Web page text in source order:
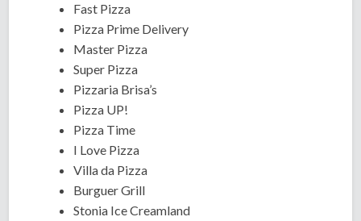
Fast Pizza
Pizza Prime Delivery
Master Pizza
Super Pizza
Pizzaria Brisa’s
Pizza UP!
Pizza Time
I Love Pizza
Villa da Pizza
Burguer Grill
Stonia Ice Creamland